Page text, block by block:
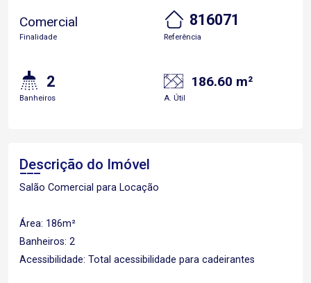
Comercial
Finalidade
816071
Referência
2
Banheiros
186.60 m²
A. Útil
Descrição do Imóvel
Salão Comercial para Locação
Área: 186m²
Banheiros: 2
Acessibilidade: Total acessibilidade para cadeirantes